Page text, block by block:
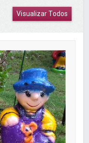
Visualizar Todos